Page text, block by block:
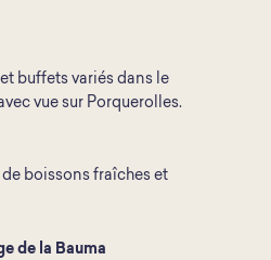
buffets variés dans le
vue sur Porquerolles.
boissons fraîches et
de la Bauma